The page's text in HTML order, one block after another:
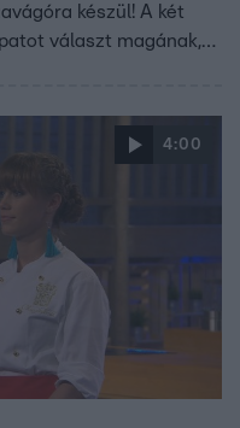
készül! A két
választ magának,
Ők 24-en küzdhetnek
milliós nyereményért.
Fördős Zé segíti.
legyen a legújabb
a visszavágó
- esti premier
4:00